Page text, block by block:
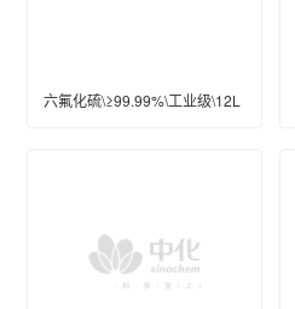
六氟化硫\≥99.99%\工业级\12L